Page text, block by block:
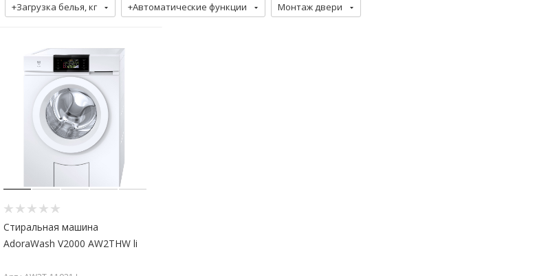
+Загрузка белья, кг +Автоматические функции Монтаж двери
Стиральная машина
AdoraWash V2000 AW2THW li